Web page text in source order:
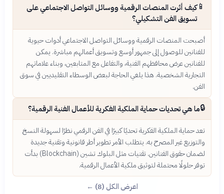
📱كيف أثرت المنصات الرقمية ووسائل التواصل الاجتماعي على
تسويق الفن التشكيلي؟
أصبحت المنصات الرقمية ووسائل التواصل الاجتماعي أدوات حيوية
للفنانين للوصول إلى جمهور أوسع وتسويق أعمالهم مباشرة. يمكن
للفنانين عرض محافظهم الفنية، والتفاعل مع المتابعين، وبناء علاماتهم
التجارية الشخصية. هذا يلغي الحاجة لبعض الوسطاء التقليديين في سوق
الفن.
🔒ما هي تحديات حماية الملكية الفكرية للأعمال الفنية الرقمية؟
تعد حماية الملكية الفكرية تحديًا كبيرًا في الفن الرقمي نظرًا لسهولة النسخ
والتوزيع غير المصرح به. يتطلب الأمر تطوير أطر قانونية وتقنية جديدة
لضمان حقوق الفنانين. تقنيات مثل البلوك تشين (Blockchain) بدأت
توفر حلولًا محتملة لتوثيق ملكية الأعمال الرقمية.
اعرض الكل (8) ←